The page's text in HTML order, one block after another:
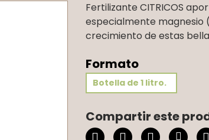
Fertilizante CITRICOS
especialmente magnesio
crecimiento de estas
Formato
Botella de 1 litro.
Compartir este